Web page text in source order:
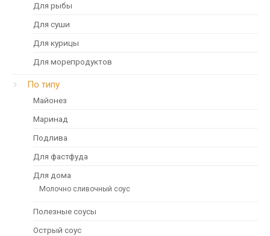
Для рыбы
Для суши
Для курицы
Для морепродуктов
По типу
Майонез
Маринад
Подлива
Для фастфуда
Для дома
Молочно сливочный соус
Полезные соусы
Острый соус